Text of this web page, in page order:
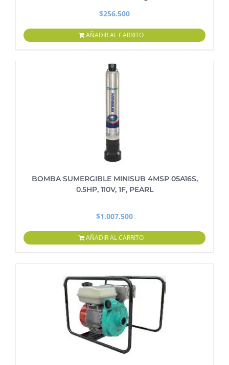
$256.500
AÑADIR AL CARRITO
BOMBA SUMERGIBLE MINISUB 4MSP 05A16S,
0.5HP, 110V, 1F, PEARL
$1.007.500
AÑADIR AL CARRITO